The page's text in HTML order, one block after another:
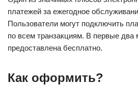
платежей за ежегодное
Пользователи могут подключить
по всем транзакциям. В первые два
предоставлена бесплатно.
Как оформить?